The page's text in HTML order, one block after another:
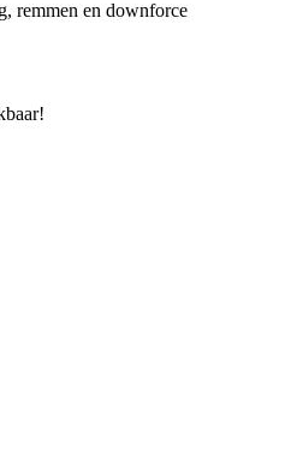
remmen en downforce